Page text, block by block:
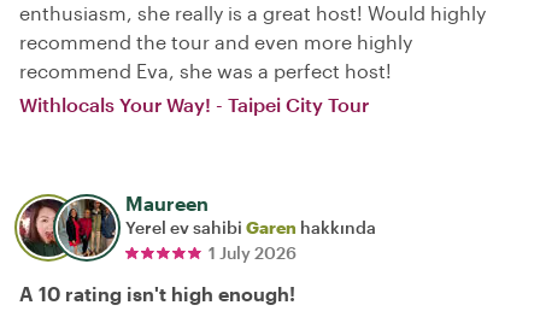
enthusiasm, she really is a great host! Would highly
recommend the tour and even more highly
recommend Eva, she was a perfect host!
Withlocals Your Way! - Taipei City Tour
Maureen
Yerel ev sahibi Garen hakkında
1 July 2026
A 10 rating isn't high enough!